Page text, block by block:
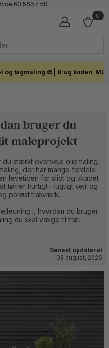
60 56 57 50
i hele landet
0
og tagmaling 🎨 | Brug koden:
bruger du
maleprojekt
stærkt overveje oliemaling.
der har mange fordele.
levetiden for slidt og skadet
tørrer hurtigt i fugtigt vejr og
porøst træværk.
i, hvordan du bruger
du skal vælge til træ.
Senest opdateret
08 august, 2026